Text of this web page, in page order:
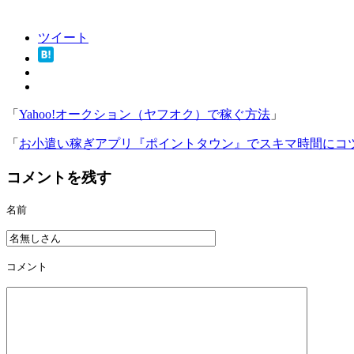
ツイート
「 Yahoo!オークション（ヤフオク）で稼ぐ方法 」
「 お小遣い稼ぎアプリ『ポイントタウン』でスキマ時間にコ
コメントを残す
名前
コメント